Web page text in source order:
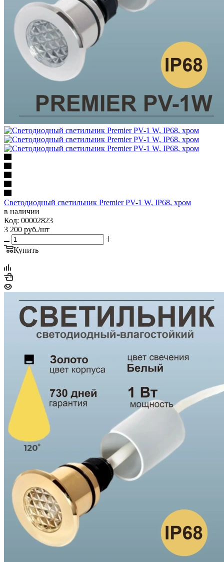
Светодиодный светильник Premier PV-1 W, IP68, хром
в наличии
Код: 00002823
3 200 руб./шт
Купить